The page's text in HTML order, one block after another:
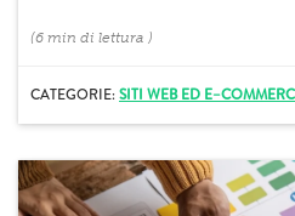
(6 min di lettura )
CATEGORIE:SITI WEB ED